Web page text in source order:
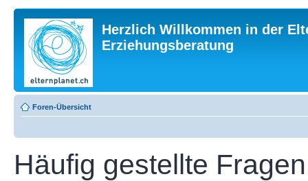
Herzlich Willkommen in der
Erziehungsberatung
Foren-Übersicht
Häufig gestellte Fragen